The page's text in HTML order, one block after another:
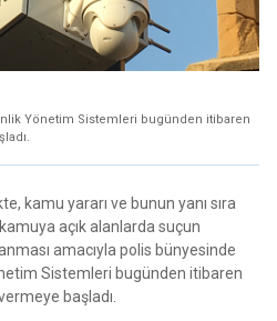
Yönetim Sistemleri bugünden itibaren
kamu yararı ve bunun yanı sıra
açık alanlarda suçun
amacıyla polis bünyesinde
Sistemleri bugünden itibaren
başladı.